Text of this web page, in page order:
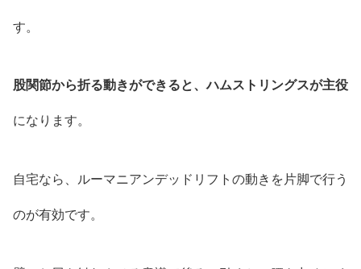
す。
股関節から折る動きができると、ハムストリングスが主役
になります。
自宅なら、ルーマニアンデッドリフトの動きを片脚で行う
のが有効です。